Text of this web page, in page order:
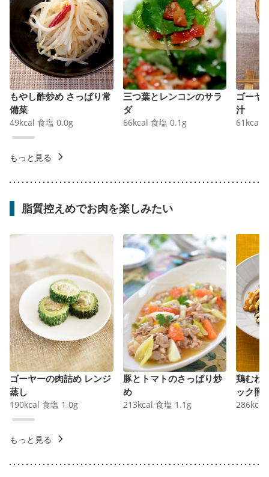
もやし酢炒め さっぱり常
備菜
49kcal 食塩 0.0g
三つ葉とレンコンのサラ
ダ
66kcal 食塩 0.1 g
ゴーヤ
汁
61 kcal
もっと見る
脂質控えめでお肉を楽しみたい
ゴーヤーの肉詰め レンジ
蒸し
190kcal 食塩 1.0g
豚とトマトのさっぱり炒
め
213kcal 食塩 1.1 g
鶏むね
ック照
286kcal
もっと見る